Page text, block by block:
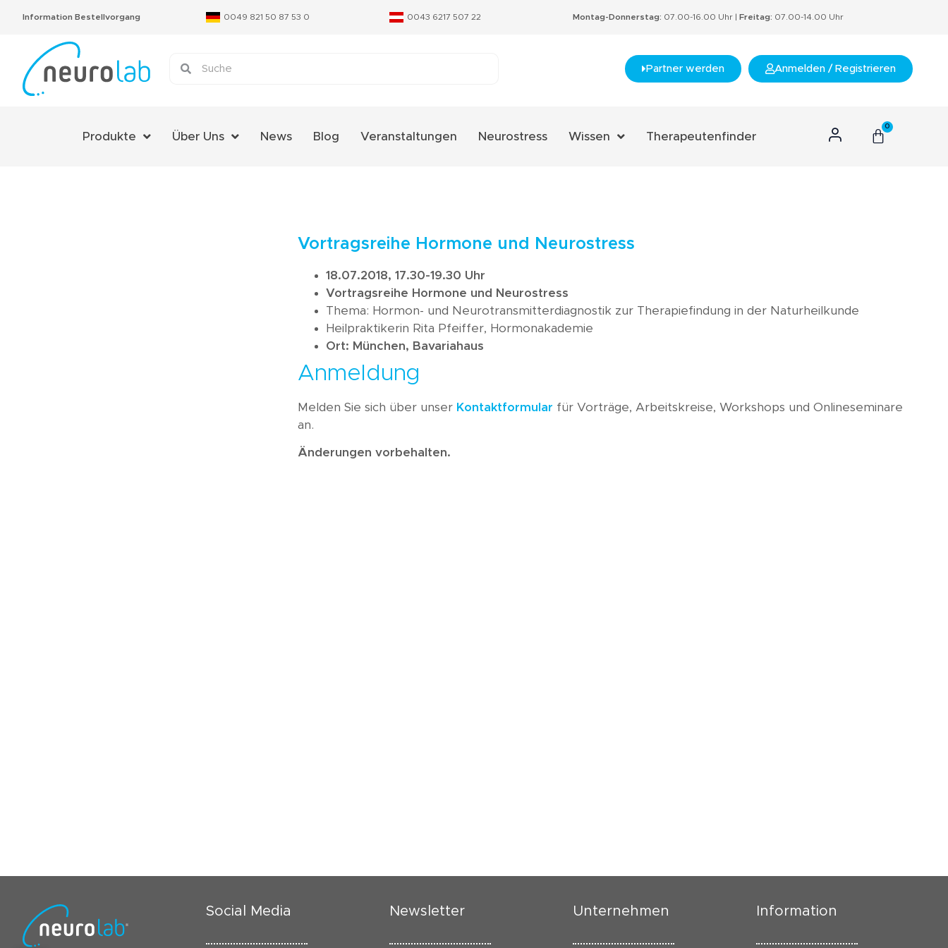
Information Bestellvorgang 0049 821 50 87 53 0 0043 6217 507 22 Montag-Donnerstag: 07.00-16.00 Uhr | Freitag: 07.00-14.00 Uhr
Partner werden Anmelden / Registrieren
Produkte Über Uns News Blog Veranstaltungen Neurostress Wissen
Therapiekonzept
Wissen A-Z
Therapeutenfinder
0
Vortragsreihe Hormone und Neurostress
18.07.2018, 17.30-19.30 Uhr
Vortragsreihe Hormone und Neurostress
Thema: Hormon- und Neurotransmitterdiagnostik zur Therapiefindung in der Naturheilkunde
Heilpraktikerin Rita Pfeiffer, Hormonakademie
Ort: München, Bavariahaus
Anmeldung
Melden Sie sich über unser Kontaktformular für Vorträge, Arbeitskreise, Workshops und Onlineseminare
an.
Änderungen vorbehalten.
Social Media Newsletter Unternehmen Information